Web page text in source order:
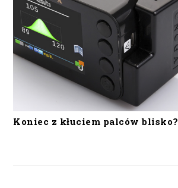
Koniec z kłuciem palców blisko?